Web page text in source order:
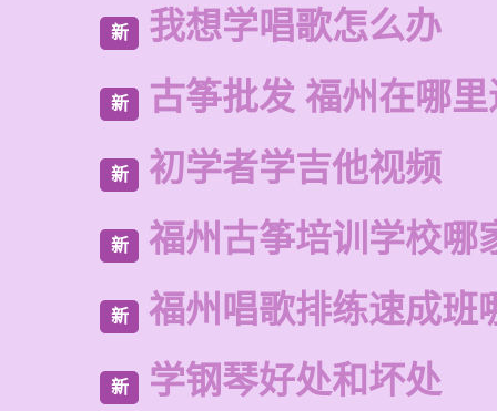
新 我想学唱歌怎么办
新 古筝批发 福州在哪
新 初学者学吉他视频
新 福州古筝培训学校哪
新 福州唱歌排练速成班
新 学钢琴好处和坏处